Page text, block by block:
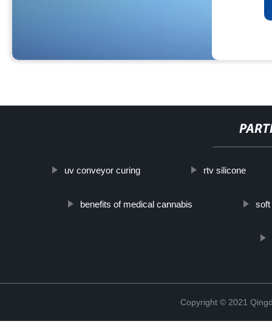
uv conveyor curing rtv silicone
benefits of medical cannabis
Copyright © 2021